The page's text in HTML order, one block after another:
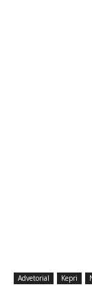
Advetorial Kepri